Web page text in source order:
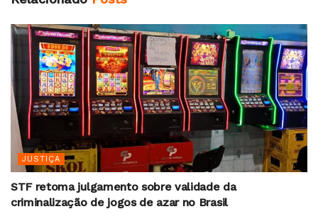
JUSTIÇA
STF retoma julgamento sobre validade da
criminalização de jogos de azar no Brasil